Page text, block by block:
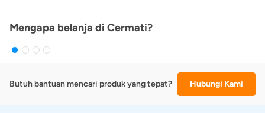
Mengapa belanja di Cermati?
Butuh bantuan mencari produk yang tepat? Hubungi Kami